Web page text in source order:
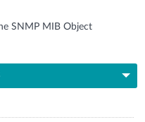
SNMP MIB Object